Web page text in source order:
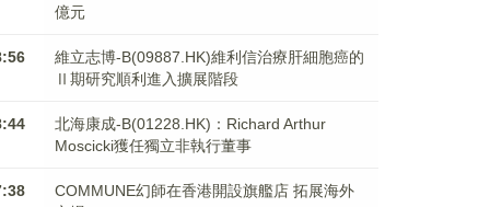
億元
維立志博-B(09887.HK)維利信治療肝細胞癌的
Ⅱ期研究順利進入擴展階段
北海康成-B(01228.HK)：Richard Arthur
Moscicki獲任獨立非執行董事
COMMUNE幻師在香港開設旗艦店 拓展海外